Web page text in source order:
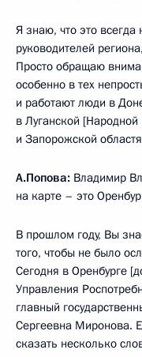
Я знаю, что это всегда
руководителей
Просто обращаю
особенно в тех
и работают люди в
в Луганской
и Запорожской
А.Попова: Владимир
на карте – это
В прошлом году, Вы
того, чтобы не было
Сегодня в Оренбурге
Управления
главный
Сергеевна Миронова.
сказать несколько